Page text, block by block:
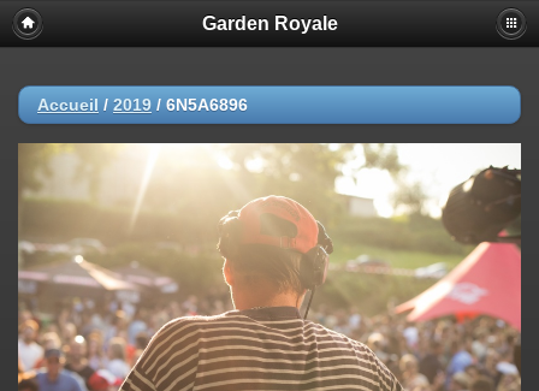
Garden Royale
Accueil / 2019 / 6N5A6896